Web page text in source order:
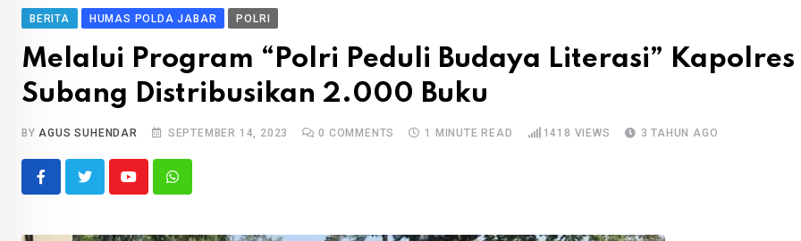
BERITA HUMAS POLDA JABAR POLRI
Melalui Program “Polri Peduli Budaya Literasi” Kapolres
Subang Distribusikan 2.000 Buku
BYAGUS SUHENDAR SEPTEMBER 14, 2023 0 COMMENTS 1 MINUTE READ 1418 VIEWS 3 TAHUN AGO
YoutubeWhatsapp